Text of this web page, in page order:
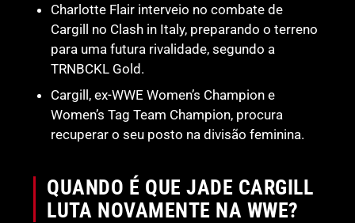
Charlotte Flair interveio no combate de
Cargill no Clash in Italy, preparando o terreno
para uma futura rivalidade, segundo a
TRNBCKL Gold.
Cargill, ex-WWE Women’s Champion e
Women’s Tag Team Champion, procura
recuperar o seu posto na divisão feminina.
QUANDO É QUE JADE CARGILL
LUTA NOVAMENTE NA WWE?